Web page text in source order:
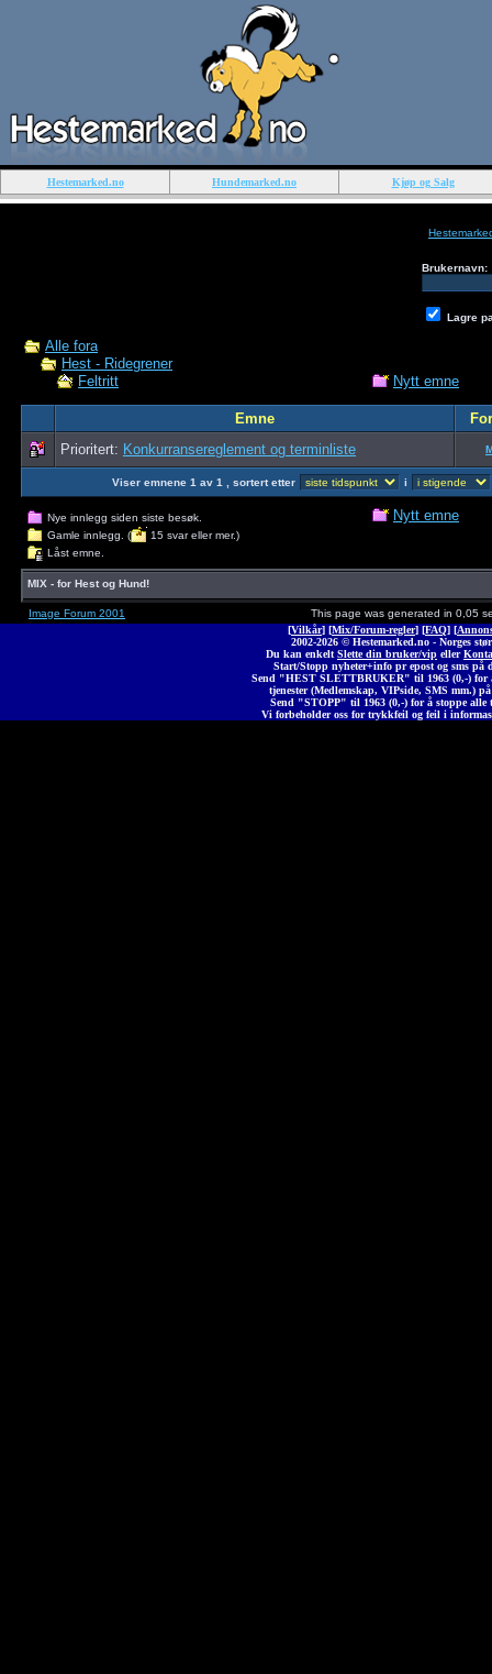
Hestemarked.no Hundemarked.no Kjøp og Salg
Brukernavn:
Lagre
Alle fora
Hest - Ridegrener
Feltritt
Nytt emne
Emne
Prioritert: Konkurransereglement og terminliste
Viser emnene 1 av 1 , sortert etter i
Nye innlegg siden siste besøk.
Gamle innlegg. (
15 svar eller mer.)
Låst emne.
Nytt emne
MIX - for Hest og Hund!
Image Forum 2001
This page was generated in 0,05
[Vilkår] [Mix/Forum-regler] [FAQ] [
2002-2026 © Hestemarked.no - Norges
Du kan enkelt Slette din bruker/vip eller
Start/Stopp nyheter+info pr epost og sms på
Send "HEST SLETTBRUKER" til 1963 (0,-) for
tjenester (Medlemskap, VIPside, SMS mm.)
Send "STOPP" til 1963 (0,-) for å stoppe alle
Vi forbeholder oss for trykkfeil og feil i